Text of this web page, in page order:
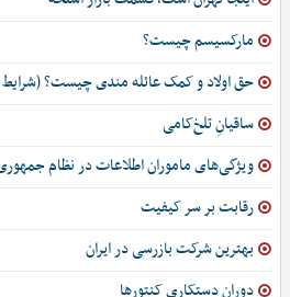
مارکسیسم چیست؟
حق اولاد و کمک عائله مندی چیست؟ (شرایط
ساقیانِ تلخ‌کامی
ویژگی‌های ماموران اطلاعات در نظام
رقابت بر سر کیفیت
بهترین شرکت بازرسی در ایران
دوران دستکاری کنتورها